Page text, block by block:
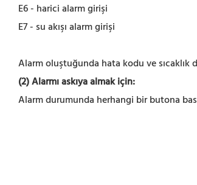
E6 - harici alarm girişi
E7 - su akışı alarm girişi
Alarm oluştuğunda hata kodu ve
(2) Alarmı askıya almak için:
Alarm durumunda herhangi bir butona